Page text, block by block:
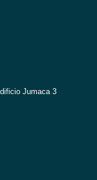
Jumaca 3